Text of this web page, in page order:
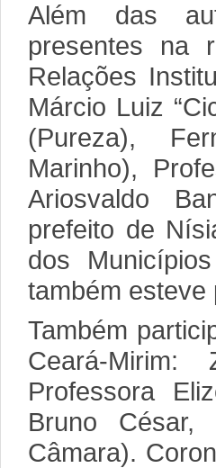
Além das
presentes na
Relações
Márcio Luiz
(Pureza),
Marinho),
Ariosvaldo
prefeito de
dos
também esteve
Também
Ceará-Mirim:
Professora
Bruno César,
Câmara).